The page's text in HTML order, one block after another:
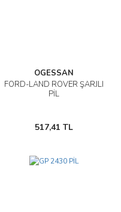
OGESSAN
FORD-LAND ROVER ŞARJLI
PİL
517,41 TL